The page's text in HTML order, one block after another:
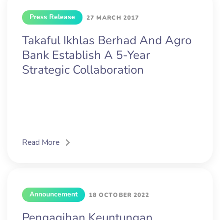
Press Release 27 MARCH 2017
Takaful Ikhlas Berhad And Agro
Bank Establish A 5-Year
Strategic Collaboration
Read More
Announcement 18 OCTOBER 2022